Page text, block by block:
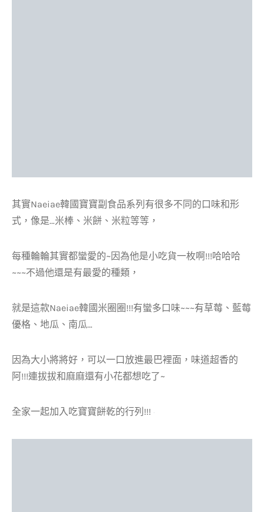
其實Naeiae韓國寶寶副食品系列有很多不同的口味和形
式，像是…米棒、米餅、米粒等等，
每種輪輪其實都蠻愛的~因為他是小吃貨一枚啊!!!哈哈哈
~~~不過他還是有最愛的種類，
就是這款Naeiae韓國米圈圈!!!有蠻多口味~~~有草莓、藍莓
優格、地瓜、南瓜…
因為大小將將好，可以一口放進最巴裡面，味道超香的
阿!!!連拔拔和麻麻還有小花都想吃了~
全家一起加入吃寶寶餅乾的行列!!!